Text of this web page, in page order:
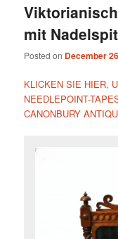
mit
Posted on December
KLICKEN SIE HIER,
NEEDLEPOINT-
CANONBURY